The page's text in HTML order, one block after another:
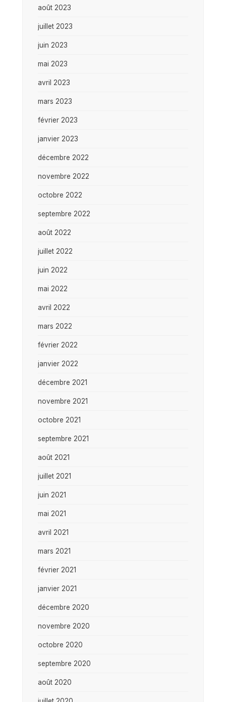
août 2023
juillet 2023
juin 2023
mai 2023
avril 2023
mars 2023
février 2023
janvier 2023
décembre 2022
novembre 2022
octobre 2022
septembre 2022
août 2022
juillet 2022
juin 2022
mai 2022
avril 2022
mars 2022
février 2022
janvier 2022
décembre 2021
novembre 2021
octobre 2021
septembre 2021
août 2021
juillet 2021
juin 2021
mai 2021
avril 2021
mars 2021
février 2021
janvier 2021
décembre 2020
novembre 2020
octobre 2020
septembre 2020
août 2020